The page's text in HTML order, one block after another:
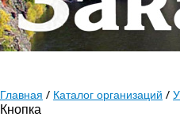
Главная Каталог организаций
Кнопка